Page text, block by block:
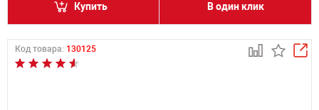
Купить В один клик
Код товара: 130125